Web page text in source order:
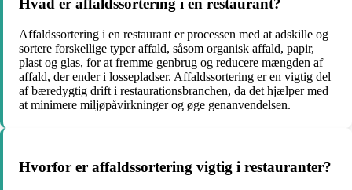
Hvad er affaldssortering i en restaurant?
Affaldssortering i en restaurant er processen med at adskille og
sortere forskellige typer affald, såsom organisk affald, papir,
plast og glas, for at fremme genbrug og reducere mængden af
affald, der ender i lossepladser. Affaldssortering er en vigtig del
af bæredygtig drift i restaurationsbranchen, da det hjælper med
at minimere miljøpåvirkninger og øge genanvendelsen.
Hvorfor er affaldssortering vigtig i restauranter?